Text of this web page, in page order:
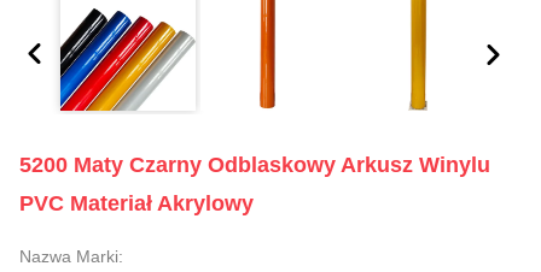
5200 Maty Czarny Odblaskowy Arkusz Winylu
PVC Materiał Akrylowy
Nazwa Marki: